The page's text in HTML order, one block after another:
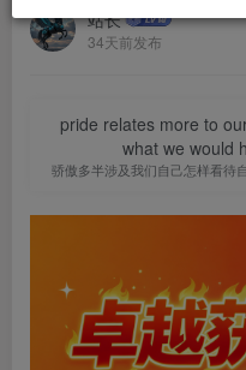
站长
34天前发布
pride relates more to
what we would
骄傲多半涉及我们自己怎样看待